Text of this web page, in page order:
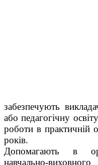
забезпечують
або педагогічну
роботи в практичній
років.
Допомагають в
навчально-